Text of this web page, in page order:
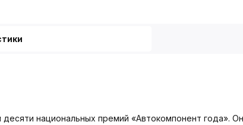
национальных премий «Автокомпонент года».